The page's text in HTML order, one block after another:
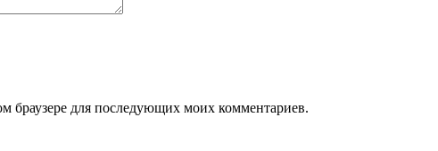
браузере для последующих моих комментариев.